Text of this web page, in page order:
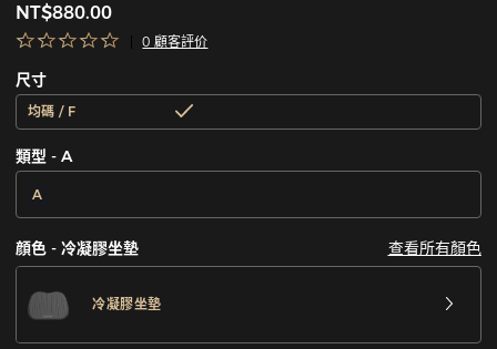
NT$880.00
0 顧客評价
尺寸
均碼 / F
類型 - A
A
顔色 - 冷凝膠坐墊 查看所有顏色
冷凝膠坐墊